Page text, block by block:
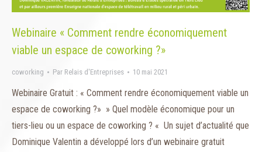
Webinaire « Comment rendre économiquement
viable un espace de coworking ?»
coworking Par Relais d'Entreprises 10 mai 2021
Webinaire Gratuit : « Comment rendre économiquement viable un
espace de coworking ?» » Quel modèle économique pour un
tiers-lieu ou un espace de coworking ? « Un sujet d’actualité que
Dominique Valentin a développé lors d’un webinaire gratuit